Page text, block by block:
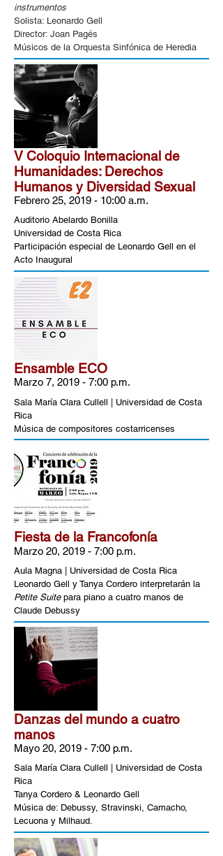
instrumentos
Solista: Leonardo Gell
Director: Joan Pagés
Músicos de la Orquesta Sinfónica de Heredia
V Coloquio Internacional de
Humanidades: Derechos
Humanos y Diversidad Sexual
Febrero 25, 2019 - 10:00 a.m.
Auditorio Abelardo Bonilla
Universidad de Costa Rica
Participación especial de Leonardo Gell en el
Acto Inaugural
Ensamble ECO
Marzo 7, 2019 - 7:00 p.m.
Sala María Clara Cullell | Universidad de Costa
Rica
Música de compositores costarricenses
Fiesta de la Francofonía
Marzo 20, 2019 - 7:00 p.m.
Aula Magna | Universidad de Costa Rica
Leonardo Gell y Tanya Cordero interpretarán la
Petite Suitepara piano a cuatro manos de
Claude Debussy
Danzas del mundo a cuatro
manos
Mayo 20, 2019 - 7:00 p.m.
Sala María Clara Cullell | Universidad de Costa
Rica
Tanya Cordero & Leonardo Gell
​Música de: Debussy, Stravinski, Camacho,
Lecuona y Milhaud.